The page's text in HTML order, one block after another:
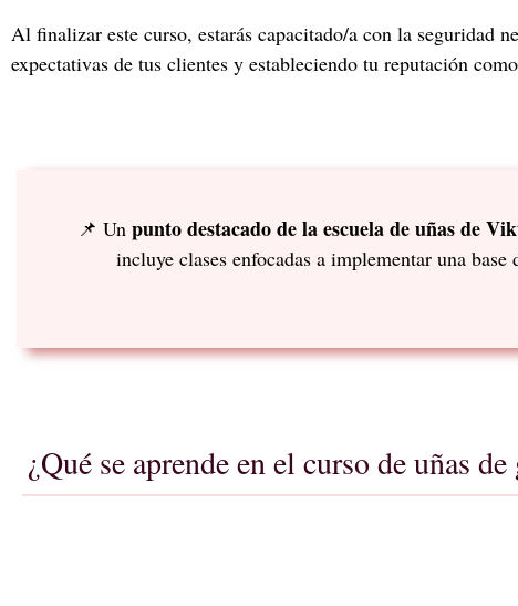
Al finalizar este curso, estarás capacitado/a con la seguridad
expectativas de tus clientes y estableciendo tu reputación
📌 Un punto destacado de la escuela de uñas de
incluye clases enfocadas a implementar una
¿Qué se aprende en el curso de uñas